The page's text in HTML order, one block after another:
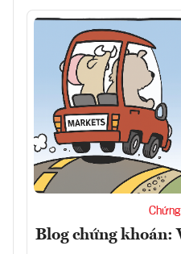
Blog chứng khoán: